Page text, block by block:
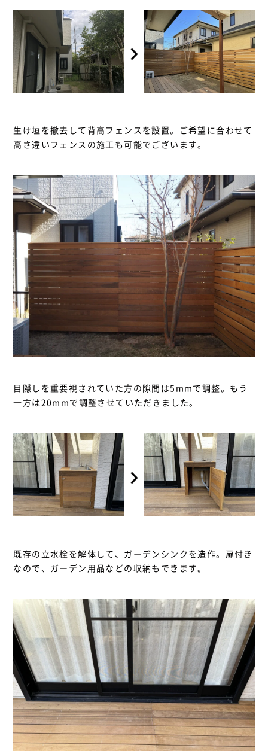
生け垣を撤去して背高フェンスを設置。ご希望に合わせて
高さ違いフェンスの施工も可能でございます。
目隠しを重要視されていた方の隙間は5mmで調整。もう
一方は20mmで調整させていただきました。
既存の立水栓を解体して、ガーデンシンクを造作。扉付き
なので、ガーデン用品などの収納もできます。